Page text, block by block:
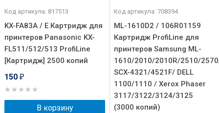
Код артикула: 817513
KX-FA83A / E Картридж для
принтеров Panasonic KX-
FL511/512/513 ProfiLine
[Картридж] 2500 копий
150 ₽
В корзину
Код артикула: 708394
ML-1610D2 / 106R01159
Картридж ProfiLine для
принтеров Samsung ML-
1610/2010/2010R/2510/
SCX-4321/4521F/ DELL
1100/1110 / Xerox Phaser
3117/3122/3124/3125
(3000 копий)